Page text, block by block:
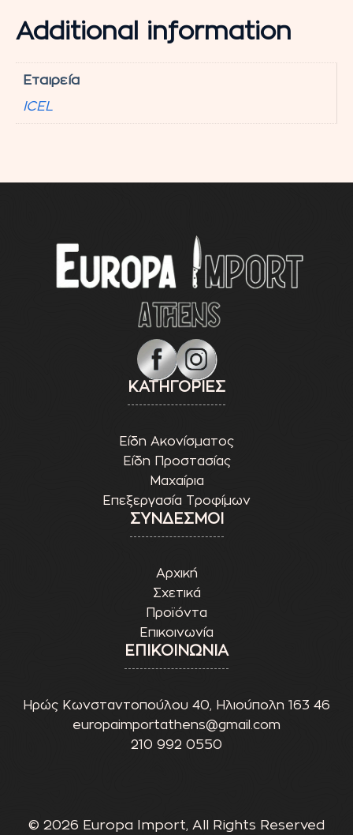
Additional information
Εταιρεία
ICEL
ΚΑΤΗΓΟΡΙΕΣ
Είδη Ακονίσματος
Είδη Προστασίας
Μαχαίρια
Επεξεργασία Τροφίμων
ΣΥΝΔΕΣΜΟΙ
Αρχική
Σχετικά
Προϊόντα
Επικοινωνία
ΕΠΙΚΟΙΝΩΝΙΑ
Ηρώς Κωνσταντοπούλου 40, Ηλιούπολη 163 46
europaimportathens@gmail.com
210 992 0550
© 2026 Europa Import, All Rights Reserved